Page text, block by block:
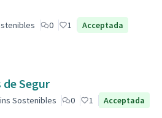
0 1 Acceptada
Segur
Sostenibles 0 1 Acceptada